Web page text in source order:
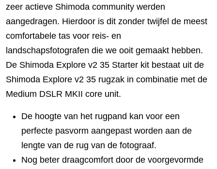
zeer actieve Shimoda community werden
aangedragen. Hierdoor is dit zonder twijfel de meest
comfortabele tas voor reis- en
landschapsfotografen die we ooit gemaakt hebben.
De Shimoda Explore v2 35 Starter kit bestaat uit de
Shimoda Explore v2 35 rugzak in combinatie met de
Medium DSLR MKII core unit.
De hoogte van het rugpand kan voor een
perfecte pasvorm aangepast worden aan de
lengte van de rug van de fotograaf.
Nog beter draagcomfort door de voorgevormde